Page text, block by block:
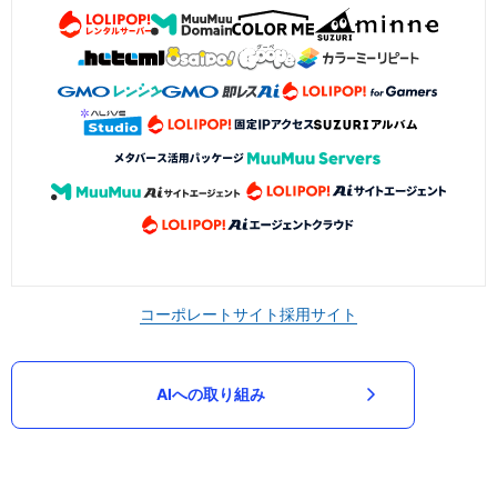
コーポレートサイト採用サイト
AIへの取り組み